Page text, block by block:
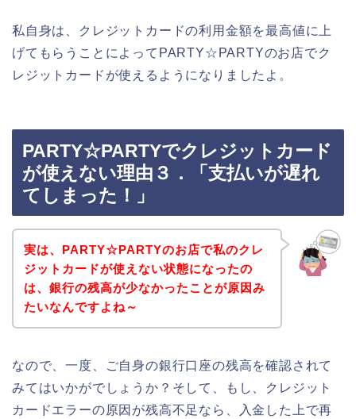
私自身は、クレジットカードの利用金額を最高値に上
げてもらうことによってPARTY☆PARTYのお店でク
レジットカードが使えるようになりましたよ。
PARTY☆PARTYでクレジットカード
が使えない理由３．「支払いが遅れ
てしまった！」
実は、PARTY☆PARTYのお店で私のクレ
ジットカードが使えない状態になったの
は、銀行の残高が少なかったことが原因み
たいなんですよね～
なので、一度、ご自身の銀行口座の残高を確認されて
みてはいかがでしょうか？そして、もし、クレジット
カードエラーの原因が残高不足なら、入金した上で再